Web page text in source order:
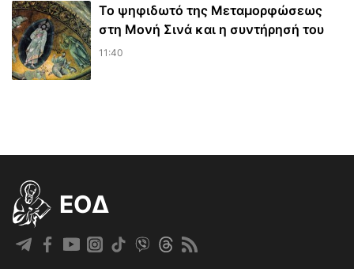
Το ψηφιδωτό της Μεταμορφώσεως
στη Μονή Σινά και η συντήρησή του
11:40
EOΔ